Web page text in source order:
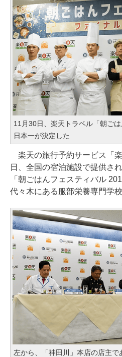
11月30日、楽天トラベル「朝ご
日本一が決定した
楽天の旅行予約サービス「
日、全国の宿泊施設で提供さ
「朝ごはんフェスティバル
代々木にある服部栄養専門学校
左から、「神田川」本店の店主